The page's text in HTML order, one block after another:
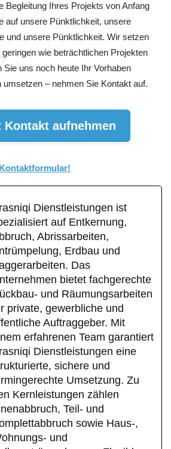
Begleitung Ihres Projekts von Anfang
auf unsere Pünktlichkeit, unsere
und unsere Pünktlichkeit. Wir setzen
wie beträchtlichen Projekten
uns noch heute Ihr Vorhaben
– nehmen Sie Kontakt auf.
aufnehmen
Dienstleistungen ist
auf Entkernung,
Abrissarbeiten,
Erdbau und
Das
bietet fachgerechte
und Räumungsarbeiten
private, gewerbliche und
Auftraggeber. Mit
erfahrenen Team garantiert
Dienstleistungen eine
sichere und
Umsetzung. Zu
Kernleistungen zählen
Teil- und
sowie Haus-,
und